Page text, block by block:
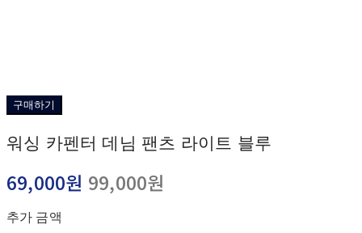
구매하기
워싱 카펜터 데님 팬츠 라이트 블루
69,000원 99,000원
추가 금액